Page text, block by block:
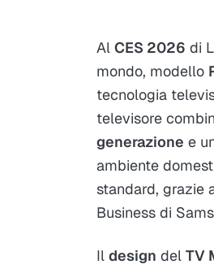
Al CES 2026 di
mondo, modello
tecnologia
televisore
generazione e
ambiente
standard, grazie
Business di
Il design del TV